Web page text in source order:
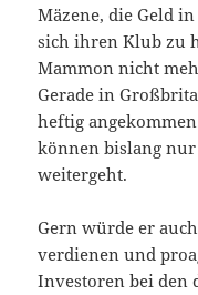
Mäzene, die Geld
sich ihren Klub zu
Mammon nicht
Gerade in
heftig
können bislang
weitergeht.
Gern würde er
verdienen und
Investoren bei den